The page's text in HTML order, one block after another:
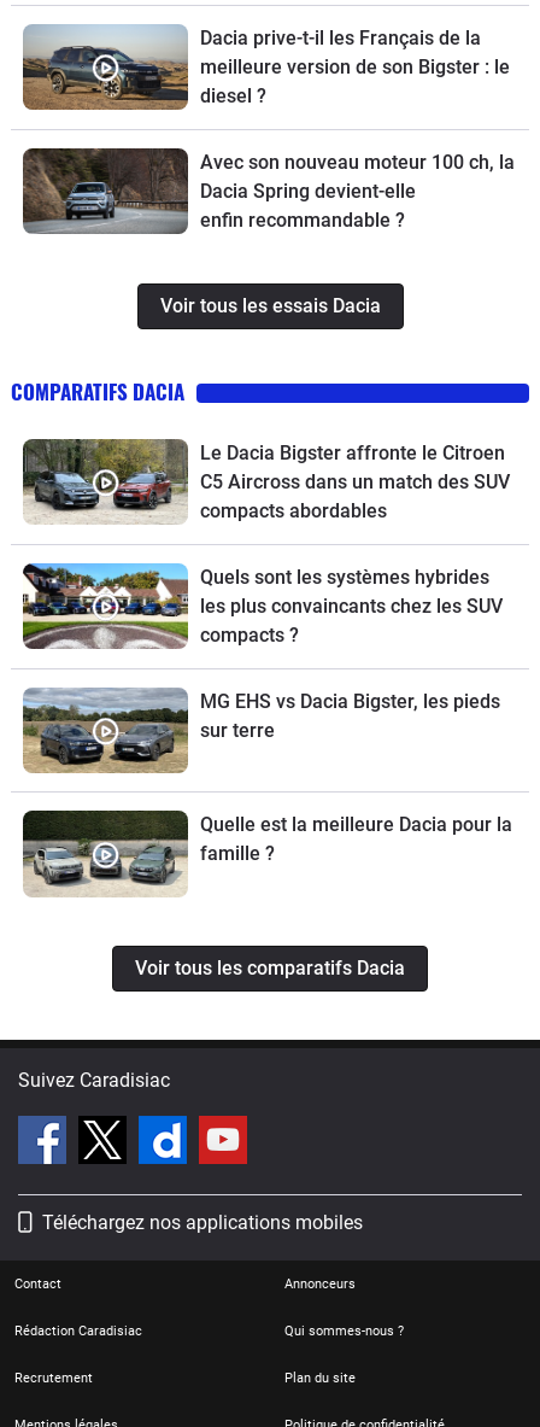
Dacia prive-t-il les Français de la
meilleure version de son Bigster : le
diesel ?
Avec son nouveau moteur 100 ch, la
Dacia Spring devient-elle
enfin recommandable ?
Voir tous les essais Dacia
COMPARATIFS DACIA
Le Dacia Bigster affronte le Citroen
C5 Aircross dans un match des SUV
compacts abordables
Quels sont les systèmes hybrides
les plus convaincants chez les SUV
compacts ?
MG EHS vs Dacia Bigster, les pieds
sur terre
Quelle est la meilleure Dacia pour la
famille ?
Voir tous les comparatifs Dacia
Suivez Caradisiac
Téléchargez nos applications mobiles
Contact Annonceurs
Rédaction Caradisiac Qui sommes-nous ?
Recrutement Plan du site